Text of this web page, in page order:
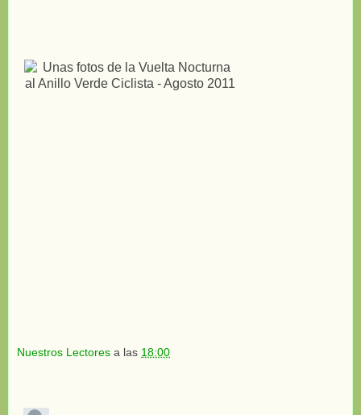
Nuestros Lectores a las 18:00